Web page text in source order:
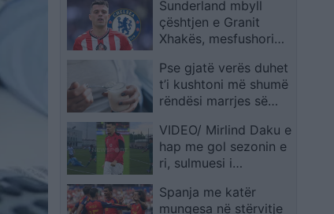
ndërkombëtar
Sunderland mbyll
çështjen e Granit
Xhakës, mesfushori
verë
Pse gjatë verës duhet
t’i kushtoni më shumë
rëndësi marrjes së
VIDEO/ Mirlind Daku e
hap me gol sezonin e
ri, sulmuesi i
të forta për Rolando
Spanja me katër
mungesa në stërvitje